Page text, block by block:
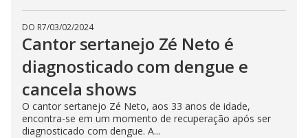
DO R7/03/02/2024
Cantor sertanejo Zé Neto é
diagnosticado com dengue e
cancela shows
O cantor sertanejo Zé Neto, aos 33 anos de idade,
encontra-se em um momento de recuperação após ser
diagnosticado com dengue. A...